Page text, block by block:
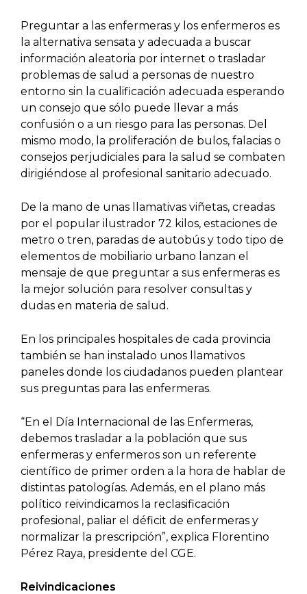
Preguntar a las enfermeras y los enfermeros es
la alternativa sensata y adecuada a buscar
información aleatoria por internet o trasladar
problemas de salud a personas de nuestro
entorno sin la cualificación adecuada esperando
un consejo que sólo puede llevar a más
confusión o a un riesgo para las personas. Del
mismo modo, la proliferación de bulos, falacias o
consejos perjudiciales para la salud se combaten
dirigiéndose al profesional sanitario adecuado.
De la mano de unas llamativas viñetas, creadas
por el popular ilustrador 72 kilos, estaciones de
metro o tren, paradas de autobús y todo tipo de
elementos de mobiliario urbano lanzan el
mensaje de que preguntar a sus enfermeras es
la mejor solución para resolver consultas y
dudas en materia de salud.
En los principales hospitales de cada provincia
también se han instalado unos llamativos
paneles donde los ciudadanos pueden plantear
sus preguntas para las enfermeras.
“En el Día Internacional de las Enfermeras,
debemos trasladar a la población que sus
enfermeras y enfermeros son un referente
científico de primer orden a la hora de hablar de
distintas patologías. Además, en el plano más
político reivindicamos la reclasificación
profesional, paliar el déficit de enfermeras y
normalizar la prescripción”, explica Florentino
Pérez Raya, presidente del CGE.
Reivindicaciones